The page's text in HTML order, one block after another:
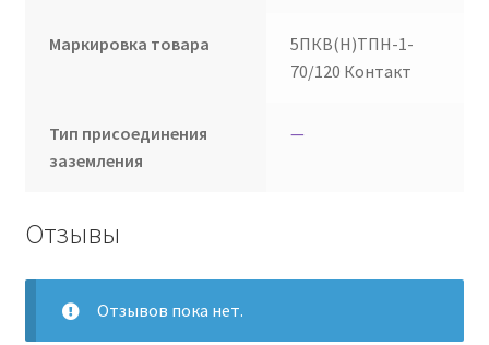
Маркировка товара
5ПКВ(Н)ТПН-1-
70/120 Контакт
Тип присоединения
заземления
—
Отзывы
Отзывов пока нет.